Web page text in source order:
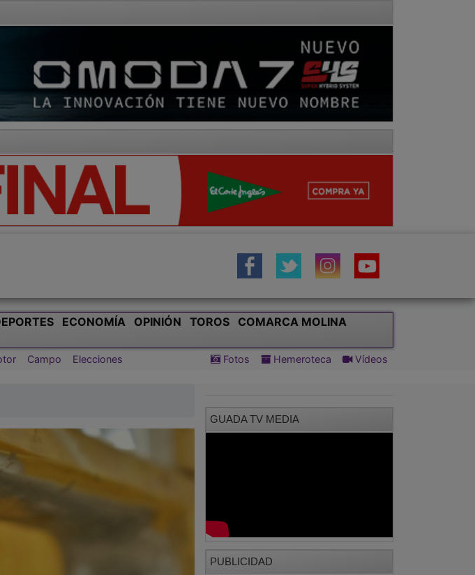
ECONOMÍA OPINIÓN TOROS
COMARCA MOLINA
Campo Elecciones Fotos Hemeroteca Vídeos
GUADA TV MEDIA
PUBLICIDAD